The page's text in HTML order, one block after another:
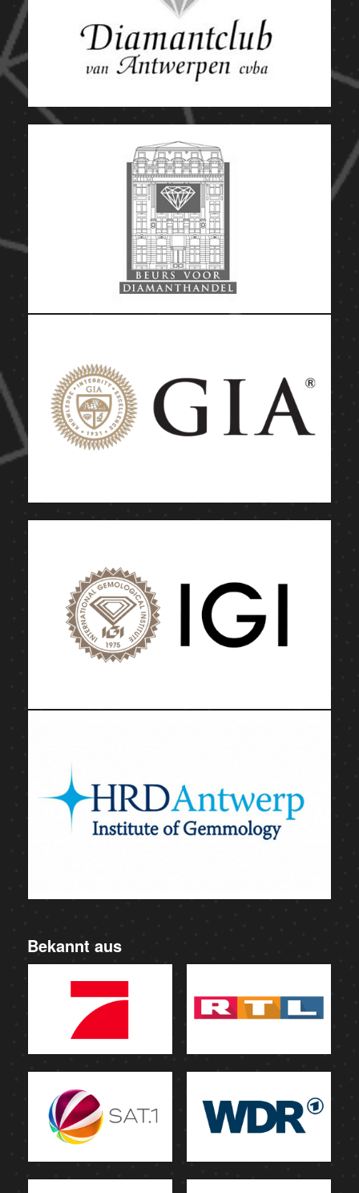
Bekannt aus